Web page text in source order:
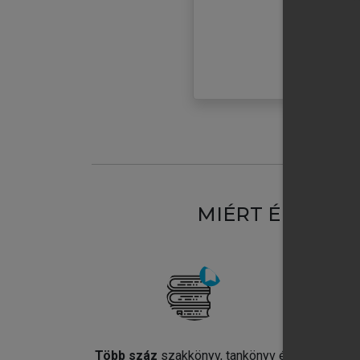
MIÉRT
Több száz szakkönyv, tankönyv és